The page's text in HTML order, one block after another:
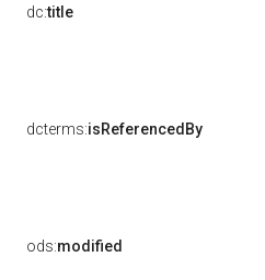
dc:title
dcterms:isReferencedBy
ods:modified